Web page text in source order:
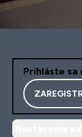
Prihláste sa